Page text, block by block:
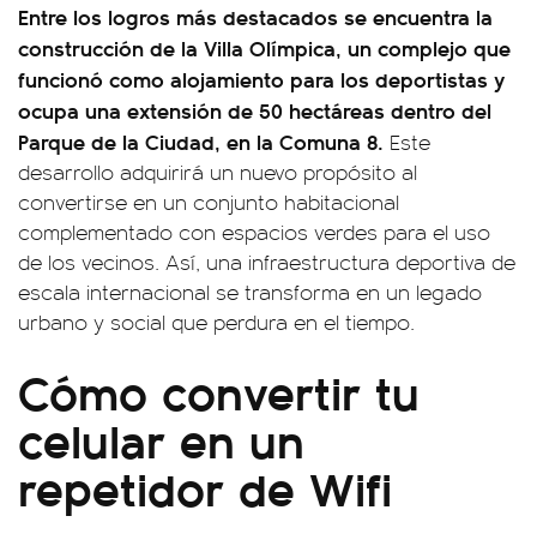
Entre los logros más destacados se encuentra la
construcción de la Villa Olímpica, un complejo que
funcionó como alojamiento para los deportistas y
ocupa una extensión de 50 hectáreas dentro del
Parque de la Ciudad, en la Comuna 8. Este
desarrollo adquirirá un nuevo propósito al
convertirse en un conjunto habitacional
complementado con espacios verdes para el uso
de los vecinos. Así, una infraestructura deportiva de
escala internacional se transforma en un legado
urbano y social que perdura en el tiempo.
Cómo convertir tu
celular en un
repetidor de Wifi